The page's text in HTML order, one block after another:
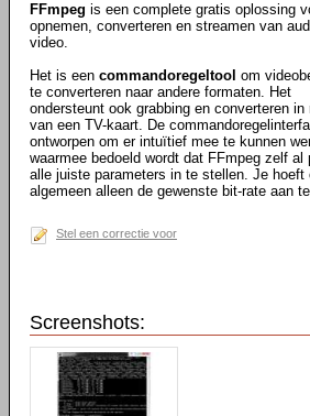
FFmpeg is een complete gratis oplossing
opnemen, converteren en streamen van
video.
Het is een commandoregeltool om
te converteren naar andere formaten. Het
ondersteunt ook grabbing en converteren in
van een TV-kaart. De
ontworpen om er intuïtief mee te kunnen
waarmee bedoeld wordt dat FFmpeg zelf al
alle juiste parameters in te stellen. Je hoeft
algemeen alleen de gewenste bit-rate aan
Stel een correctie voor
Screenshots: